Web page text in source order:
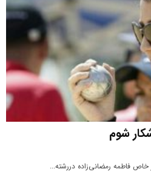
شوم
خاص فاطمه رمضانی‌زاده دررشته...